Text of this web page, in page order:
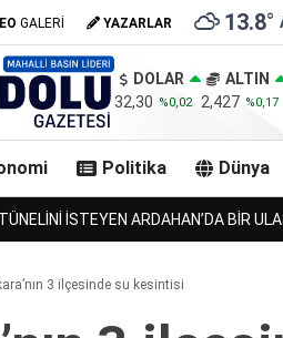
GALERİ YAZARLAR 13.8°
DOLAR
32,30 %0,02
ALTIN
2,427 %0,17
Politika Dünya
BULAN JANDARMA, URLULARIN
3 ilçesinde su kesintisi